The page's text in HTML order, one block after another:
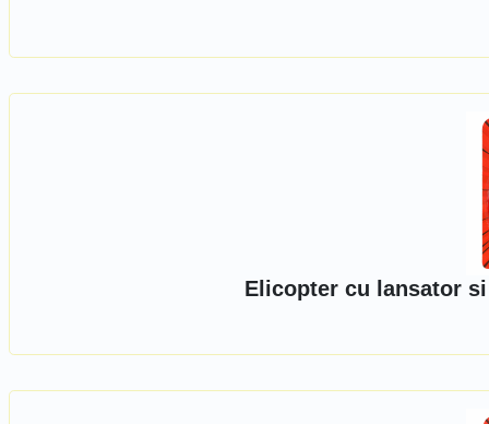
Elicopter cu lansator